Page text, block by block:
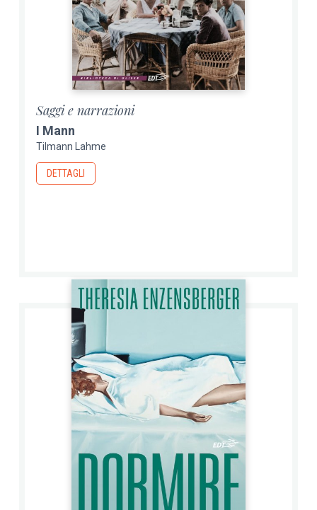
Saggi e narrazioni
I Mann
Tilmann Lahme
DETTAGLI